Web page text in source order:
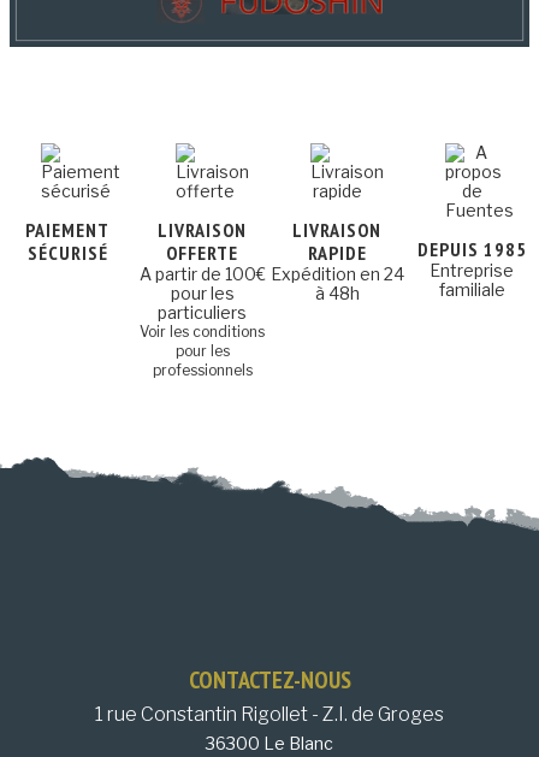
PAIEMENT
SÉCURISÉ
LIVRAISON
OFFERTE
A partir de 100€
pour les
particuliers
Voir les conditions
pour les
professionnels
LIVRAISON
RAPIDE
Expédition en 24
à 48h
DEPUIS 1985
Entreprise
familiale
CONTACTEZ-NOUS
1 rue Constantin Rigollet - Z.I. de Groges
36300 Le Blanc